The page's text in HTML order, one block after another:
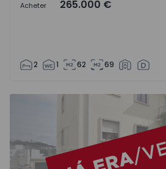
Acheter 265.000 €
2 1 62 69
Appartement T4 Coimbra,